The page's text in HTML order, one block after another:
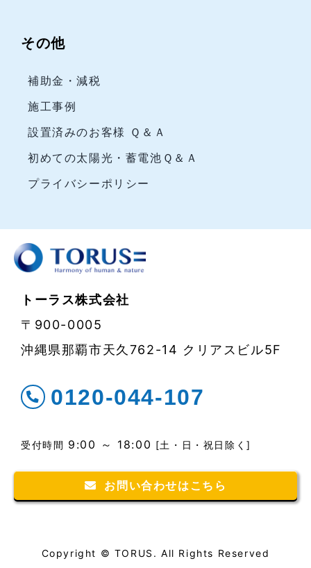
その他
補助金・減税
施工事例
設置済みのお客様 Ｑ＆Ａ
初めての太陽光・蓄電池Ｑ＆Ａ
プライバシーポリシー
トーラス株式会社
〒900-0005
沖縄県那覇市天久762-14 クリアスビル5F
0120-044-107
受付時間 9:00 ～ 18:00 [土・日・祝日除く]
お問い合わせはこちら
Copyright © TORUS. All Rights Reserved